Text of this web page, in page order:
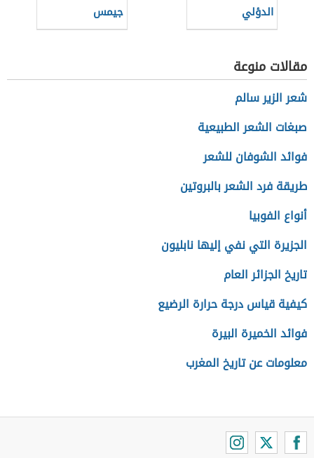
الدؤلي
جيمس
مقالات منوعة
شعر الزير سالم
صبغات الشعر الطبيعية
فوائد الشوفان للشعر
طريقة فرد الشعر بالبروتين
أنواع الفوبيا
الجزيرة التي نفي إليها نابليون
تاريخ الجزائر العام
كيفية قياس درجة حرارة الرضيع
فوائد الخميرة البيرة
معلومات عن تاريخ المغرب